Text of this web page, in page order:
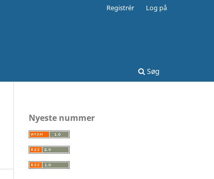
Søg
Registrér Log på
Nyeste nummer